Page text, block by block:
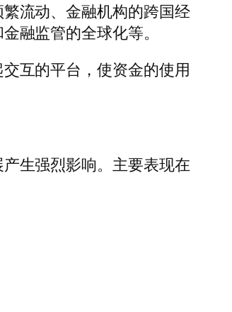
流动、金融机构的跨国经
融监管的全球化等。
互的平台，使资金的使用
生强烈影响。主要表现在